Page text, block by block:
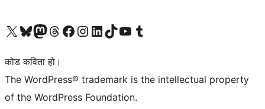
हाम्रो X (पहिले ट्विटर) खातामा जानुहोस्
हाम्रो Bluesky खाता भ्रमण गर्नुहोस्
हाम्रो म्यास्टोडन खाता भ्रमण गर्नुहोस्
हाम्रो थ्रेड्स खातामा जानुहोस्
हाम्रो फेसबुक पेजमा जानुहोस्
हाम्रो इन्स्टाग्राम खातामा जानुहोस्
हाम्रो लिङ्क्डइन खातामा जानुहोस्
हाम्रो TikTok खाता भ्रमण गर्नुहोस्
हाम्रो युट्युब च्यानलमा जानुहोस्
हाम्रो टम्बलर खाता भ्रमण गर्नुहोस्
कोड कविता हो।
The WordPress® trademark is the intellectual property
of the WordPress Foundation.